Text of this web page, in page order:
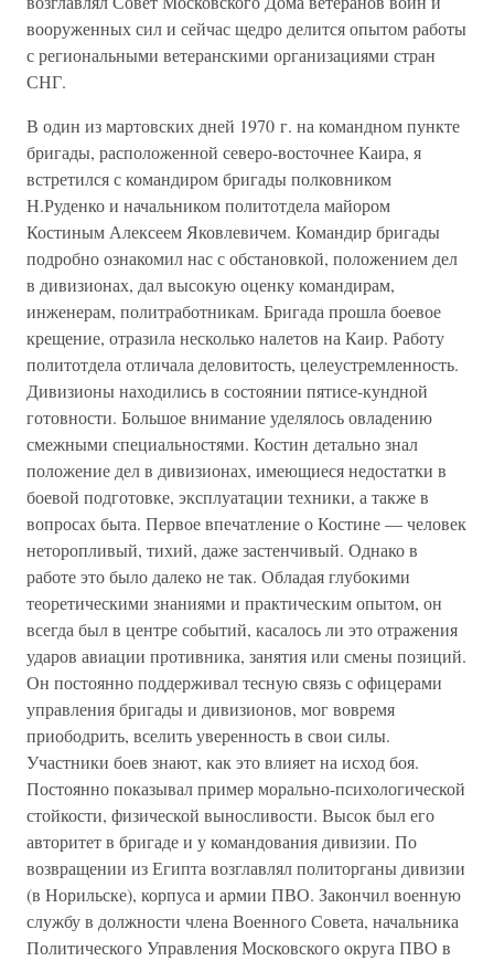
вооруженных сил и сейчас щедро делится опытом работы
с региональными ветеранскими организациями стран
СНГ.
В один из мартовских дней 1970 г. на командном пункте
бригады, расположенной северо-восточнее Каира, я
встретился с командиром бригады полковником
Н.Руденко и начальником политотдела майором
Костиным Алексеем Яковлевичем. Командир бригады
подробно ознакомил нас с обстановкой, положением дел
в дивизионах, дал высокую оценку командирам,
инженерам, политработникам. Бригада прошла боевое
крещение, отразила несколько налетов на Каир. Работу
политотдела отличала деловитость, целеустремленность.
Дивизионы находились в состоянии пятисе-кундной
готовности. Большое внимание уделялось овладению
смежными специальностями. Костин детально знал
положение дел в дивизионах, имеющиеся недостатки в
боевой подготовке, эксплуатации техники, а также в
вопросах быта. Первое впечатление о Костине — человек
неторопливый, тихий, даже застенчивый. Однако в
работе это было далеко не так. Обладая глубокими
теоретическими знаниями и практическим опытом, он
всегда был в центре событий, касалось ли это отражения
ударов авиации противника, занятия или смены позиций.
Он постоянно поддерживал тесную связь с офицерами
управления бригады и дивизионов, мог вовремя
приободрить, вселить уверенность в свои силы.
Участники боев знают, как это влияет на исход боя.
Постоянно показывал пример морально-психологической
стойкости, физической выносливости. Высок был его
авторитет в бригаде и у командования дивизии. По
возвращении из Египта возглавлял политорганы дивизии
(в Норильске), корпуса и армии ПВО. Закончил военную
службу в должности члена Военного Совета, начальника
Политического Управления Московского округа ПВО в